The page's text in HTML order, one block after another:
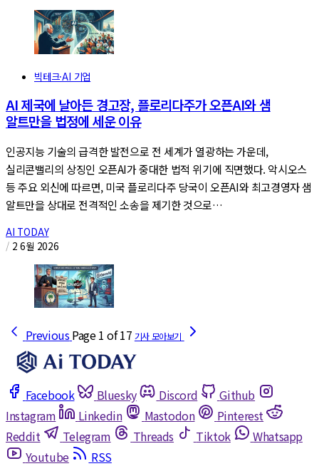
빅테크·AI 기업
AI 제국에 날아든 경고장, 플로리다주가 오픈AI와 샘
알트만을 법정에 세운 이유
인공지능 기술의 급격한 발전으로 전 세계가 열광하는 가운데,
실리콘밸리의 상징인 오픈AI가 중대한 법적 위기에 직면했다. 악시오스
등 주요 외신에 따르면, 미국 플로리다주 당국이 오픈AI와 최고경영자 샘
알트만을 상대로 전격적인 소송을 제기한 것으로…
AI TODAY
/ 2 6월 2026
PreviousPage 1 of 17
Facebook Bluesky Discord
Github
Instagram
Linkedin Mastodon
Pinterest
Reddit
Telegram Threads Tiktok
Whatsapp
Youtube
RSS